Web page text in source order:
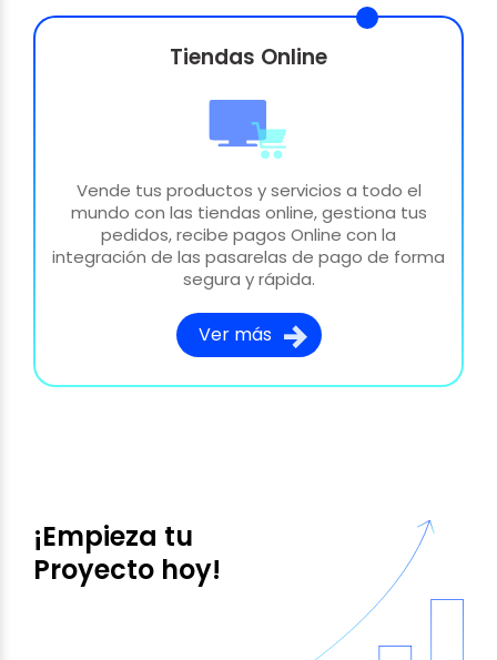
Tiendas Online
Vende tus productos y servicios a todo el
mundo con las tiendas online, gestiona tus
pedidos, recibe pagos Online con la
integración de las pasarelas de pago de forma
segura y rápida.
Ver más
¡Empieza tu
Proyecto hoy!